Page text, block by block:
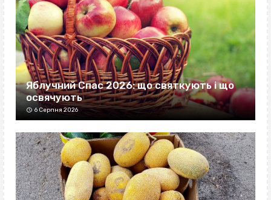
Яблучний Спас 2026: що святкують і що
освячують
6 Серпня 2026